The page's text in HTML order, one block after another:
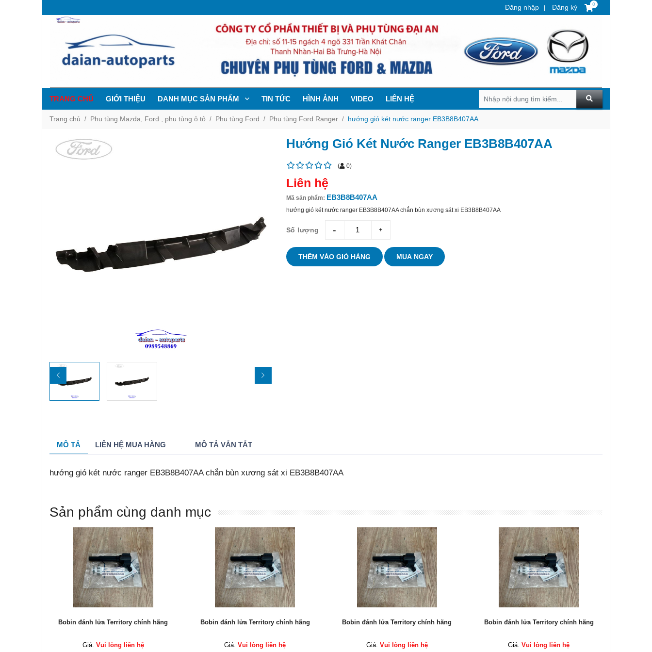
Đăng nhập Đăng ký 0
TRANG CHỦ GIỚI THIỆU DANH MỤC SẢN PHẨM TIN TỨC HÌNH ẢNH VIDEO LIÊN HỆ
Trang chủ Phụ tùng Mazda, Ford , phụ tùng ô tô Phụ tùng Ford Phụ tùng Ford Ranger hướng gió két nước ranger EB3B8B407AA
Hướng Gió Két Nước Ranger EB3B8B407AA
( 0)
Liên hệ
Mã sản phẩm: EB3B8B407AA
hướng gió két nước ranger EB3B8B407AA chắn bùn xương sát xi EB3B8B407AA
Số lượng giam tang
THÊM VÀO GIỎ HÀNG MUA NGAY
MÔ TẢ LIÊN HỆ MUA HÀNG MÔ TẢ VẮN TẮT
hướng gió két nước ranger EB3B8B407AA chắn bùn xương sát xi EB3B8B407AA
Sản phẩm cùng danh mục
Bobin đánh lửa Territory chính hãng
Giá: Vui lòng liên hệ
Bobin đánh lửa Territory chính hãng
Giá:Vui lòng liên hệ
Bobin đánh lửa Territory chính hãng
Giá: Vui lòng liên hệ
Bobin đánh lửa Territory chính hãng
Giá:Vui lòng liên hệ